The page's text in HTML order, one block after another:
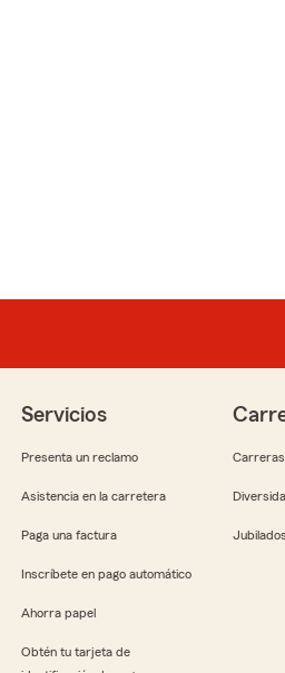
Servicios
Presenta un reclamo
Asistencia en la carretera
Paga una factura
Inscríbete en pago automático
Ahorra papel
Obtén tu tarjeta de
Jubilados